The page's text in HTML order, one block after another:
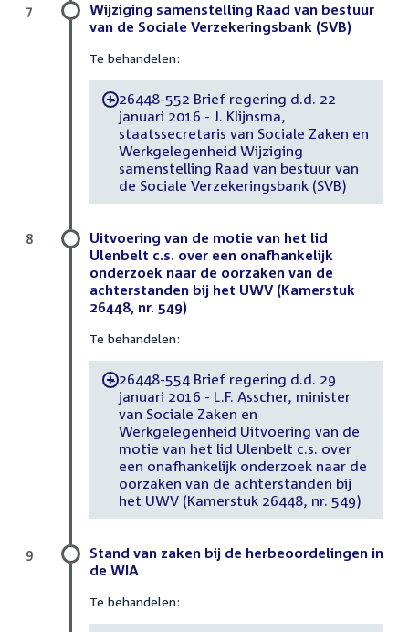
Wijziging samenstelling Raad van bestuur
van de Sociale Verzekeringsbank (SVB)
Te behandelen:
-26448-552 Brief regering d.d. 22
januari 2016 - J. Klijnsma,
staatssecretaris van Sociale Zaken en
Werkgelegenheid Wijziging
samenstelling Raad van bestuur van
de Sociale Verzekeringsbank (SVB)
7
Uitvoering van de motie van het lid
Ulenbelt c.s. over een onafhankelijk
onderzoek naar de oorzaken van de
achterstanden bij het UWV (Kamerstuk
26448, nr. 549)
Te behandelen:
-26448-554 Brief regering d.d. 29
januari 2016 - L.F. Asscher, minister
van Sociale Zaken en
Werkgelegenheid Uitvoering van de
motie van het lid Ulenbelt c.s. over
een onafhankelijk onderzoek naar de
oorzaken van de achterstanden bij
het UWV (Kamerstuk 26448, nr. 549)
8
Stand van zaken bij de herbeoordelingen in
de WIA
Te behandelen:
9